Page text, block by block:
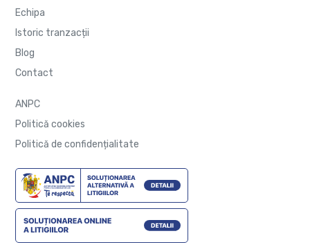
Echipa
Istoric tranzacții
Blog
Contact
ANPC
Politică cookies
Politică de confidențialitate